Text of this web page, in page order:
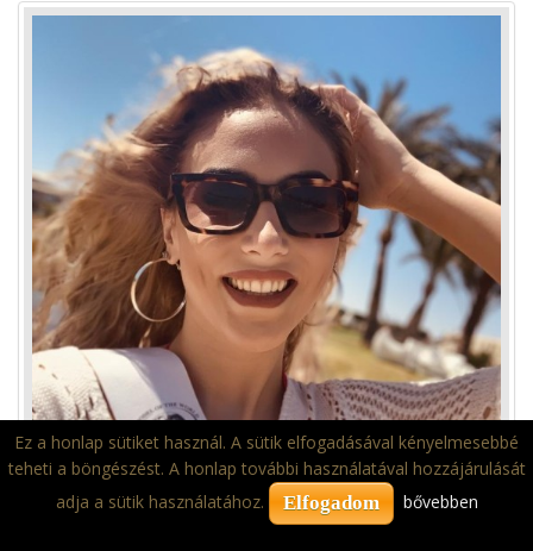
Ez a honlap sütiket használ. A sütik elfogadásával kényelmesebbé
teheti a böngészést. A honlap további használatával hozzájárulását
adja a sütik használatához.
Elfogadom bővebben